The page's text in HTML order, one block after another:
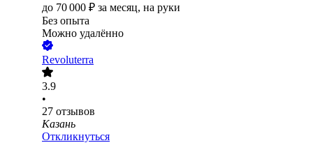
до 70 000 ₽ за месяц, на руки
Без опыта
Можно удалённо
Revoluterra
3.9
•
27 отзывов
Казань
Откликнуться